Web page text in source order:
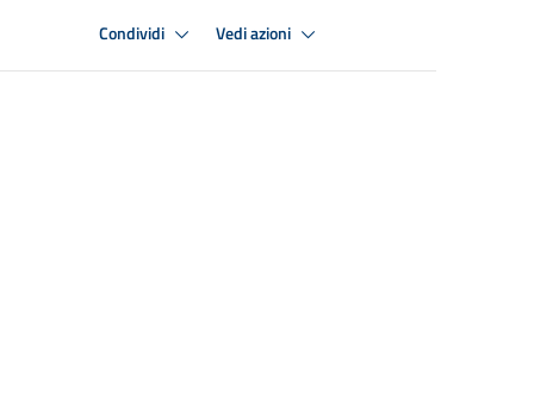
Condividi Vedi azioni